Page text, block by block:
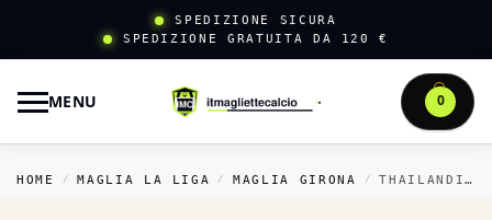
SPEDIZIONE SICURA
SPEDIZIONE GRATUITA DA 120 €
MENU 0
HOME / MAGLIA LA LIGA / MAGLIA GIRONA / THAILANDIA TERZA MAGLIA GIRONA 2025 2026 BLU